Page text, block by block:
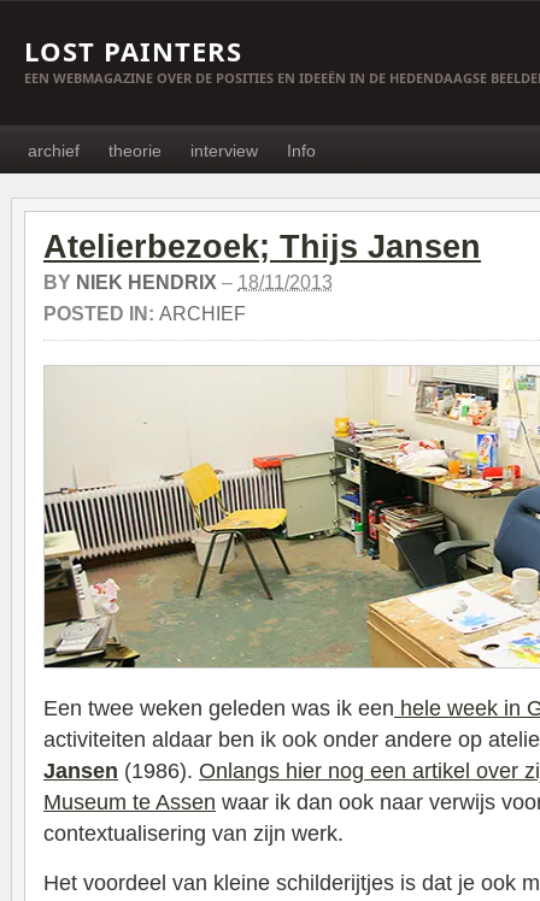
LOST PAINTERS
EEN WEBMAGAZINE OVER DE POSITIES EN IDEEËN IN DE HEDENDAAGSE
archief theorie interview Info
Atelierbezoek; Thijs Jansen
BY NIEK HENDRIX – 18/11/2013
POSTED IN: ARCHIEF
Een twee weken geleden was ik een hele week in
activiteiten aldaar ben ik ook onder andere op
Jansen (1986). Onlangs hier nog een artikel over
Museum te Assen waar ik dan ook naar verwijs
contextualisering van zijn werk.
Het voordeel van kleine schilderijtjes is dat je ook